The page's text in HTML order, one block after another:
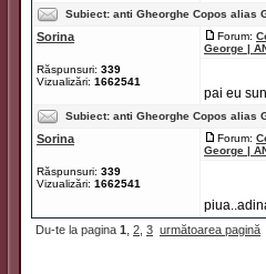
Subiect: anti Gheorghe Copos alias
Sorina
Răspunsuri: 339
Vizualizări: 1662541
Forum:
George |
pai eu
Subiect: anti Gheorghe Copos alias
Sorina
Răspunsuri: 339
Vizualizări: 1662541
Forum:
George |
Du-te la pagina 1 2 3 următoarea pagină